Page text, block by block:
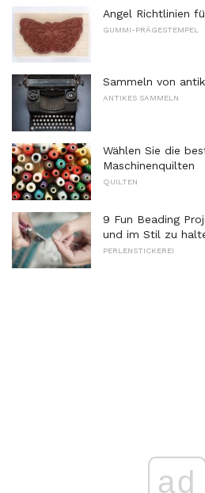
Angel Richtlinien
GUMMI-PRÄGESTEMPEL
Sammeln von
ANTIKES SAMMELN
Wählen Sie die
Maschinenquilten
QUILTEN
9 Fun Beading
und im Stil zu
PERLENSTICKEREI
ad